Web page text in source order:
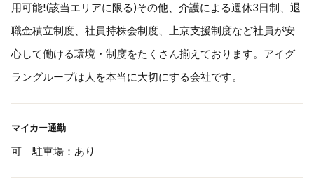
用可能!(該当エリアに限る)その他、介護による週休3日制、退
職金積立制度、社員持株会制度、上京支援制度など社員が安
心して働ける環境・制度をたくさん揃えております。アイグ
ラングループは人を本当に大切にする会社です。
マイカー通勤
可 駐車場：あり